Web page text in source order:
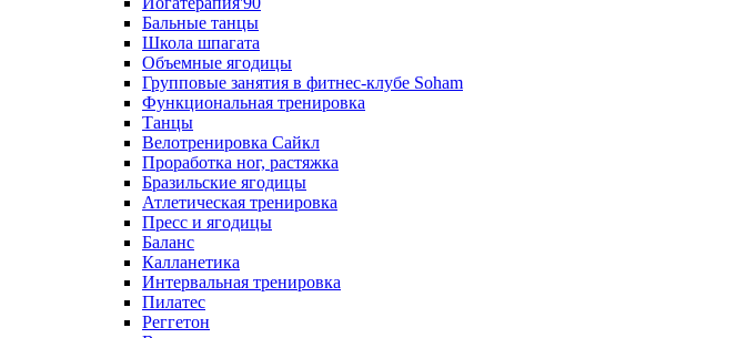
Бальные танцы
Школа шпагата
Объемные ягодицы
Групповые занятия в фитнес-клубе Soham
Функциональная тренировка
Танцы
Велотренировка Сайкл
Проработка ног, растяжка
Бразильские ягодицы
Атлетическая тренировка
Пресс и ягодицы
Баланс
Калланетика
Интервальная тренировка
Пилатес
Реггетон